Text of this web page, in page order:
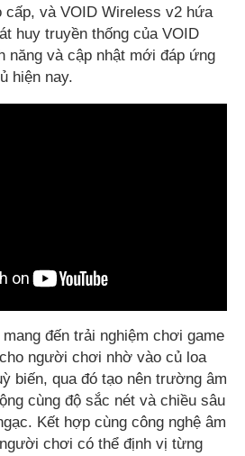
cấp, và VOID Wireless v2 hứa
huy truyền thống của VOID
năng và cập nhật mới đáp ứng
hiện nay.
đến trải nghiệm chơi game
người chơi nhờ vào củ loa
biến, qua đó tạo nên trường âm
cùng độ sắc nét và chiều sâu
Kết hợp cùng công nghệ âm
chơi có thể định vị từng